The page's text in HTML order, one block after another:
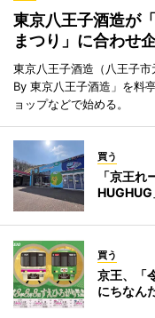
東京八王子酒造が
まつり」に合わせ
東京八王子酒造（八王子
By 東京八王子酒造」を料
ョップなどで始める。
買う
「京王
買う
京王、「
にちなん